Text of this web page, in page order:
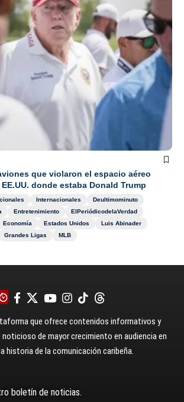
que violaron el espacio aéreo
donde estaba Donald Trump
Internacionales
Deultimominuto
Entretenimiento
ElPeriódicodelaVerdad
Economía Estados Unidos
Luis Abinader
Grandes Ligas MLB
que ofrece contenidos informativos y
noticioso de mayor crecimiento en audiencia en
historia de la comunicación caribeña.
boletín de noticias.